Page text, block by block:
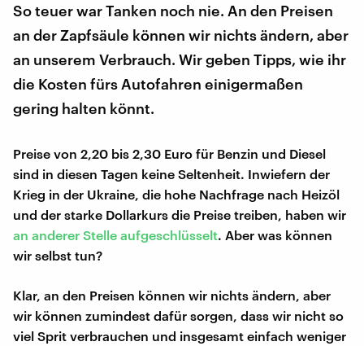
So teuer war Tanken noch nie. An den Preisen
an der Zapfsäule können wir nichts ändern, aber
an unserem Verbrauch. Wir geben Tipps, wie ihr
die Kosten fürs Autofahren einigermaßen
gering halten könnt.
Preise von 2,20 bis 2,30 Euro für Benzin und Diesel
sind in diesen Tagen keine Seltenheit. Inwiefern der
Krieg in der Ukraine, die hohe Nachfrage nach Heizöl
und der starke Dollarkurs die Preise treiben, haben wir
an anderer Stelle aufgeschlüsselt. Aber was können
wir selbst tun?
Klar, an den Preisen können wir nichts ändern, aber
wir können zumindest dafür sorgen, dass wir nicht so
viel Sprit verbrauchen und insgesamt einfach weniger